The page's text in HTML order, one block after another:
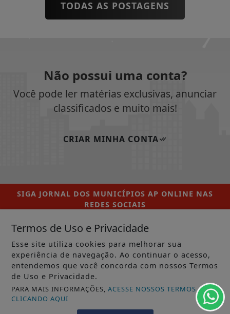
TODAS AS POSTAGENS
Não possui uma conta?
Você pode ler matérias exclusivas, anunciar
classificados e muito mais!
CRIAR MINHA CONTA
SIGA JORNAL DOS MUNICÍPIOS AP ONLINE NAS
REDES SOCIAIS
/ NOTÍCIAS
MUNICÍPIOS GERAL
MACAPÁ
Termos de Uso e Privacidade
Esse site utiliza cookies para melhorar sua
experiência de navegação. Ao continuar o acesso,
entendemos que você concorda com nossos Termos
de Uso e Privacidade.
PARA MAIS INFORMAÇÕES,ACESSE NOSSOS TERMOS
CLICANDO AQUI